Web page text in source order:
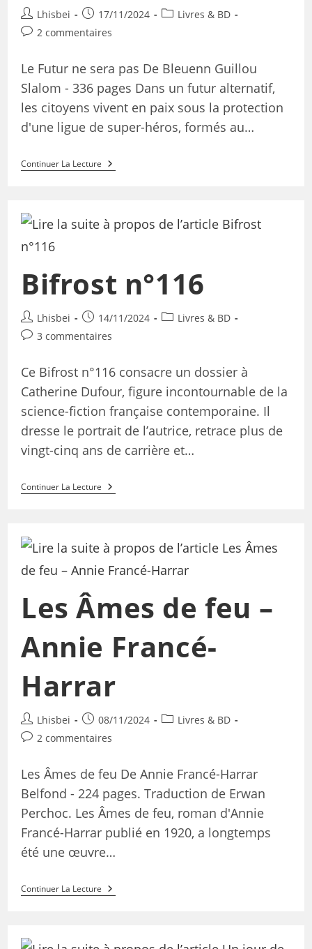
Lhisbei 17/11/2024
Livres & BD
2 commentaires
Le Futur ne sera pas De Bleuenn Guillou
Slalom - 336 pages Dans un futur alternatif,
les citoyens vivent en paix sous la protection
d'une ligue de super-héros, formés au…
Continuer La Lecture
Bifrost n°116
Lhisbei 14/11/2024
Livres & BD
3 commentaires
Ce Bifrost n°116 consacre un dossier à
Catherine Dufour, figure incontournable de la
science-fiction française contemporaine. Il
dresse le portrait de l’autrice, retrace plus de
vingt-cinq ans de carrière et…
Continuer La Lecture
Les Âmes de feu –
Annie Francé-
Harrar
Lhisbei 08/11/2024
Livres & BD
2 commentaires
Les Âmes de feu De Annie Francé-Harrar
Belfond - 224 pages. Traduction de Erwan
Perchoc. Les Âmes de feu, roman d'Annie
Francé-Harrar publié en 1920, a longtemps
été une œuvre…
Continuer La Lecture